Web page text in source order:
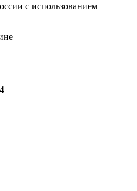
с использованием
4